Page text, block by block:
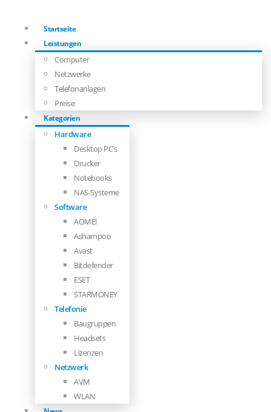
Startseite
Leistungen
Computer
Netzwerke
Telefonanlagen
Preise
Kategorien
Hardware
Desktop PC’s
Drucker
Notebooks
NAS-Systeme
Software
AOMEI
Ashampoo
Avast
Bitdefender
ESET
STARMONEY
Telefonie
Baugruppen
Headsets
Lizenzen
Netzwerk
AVM
WLAN